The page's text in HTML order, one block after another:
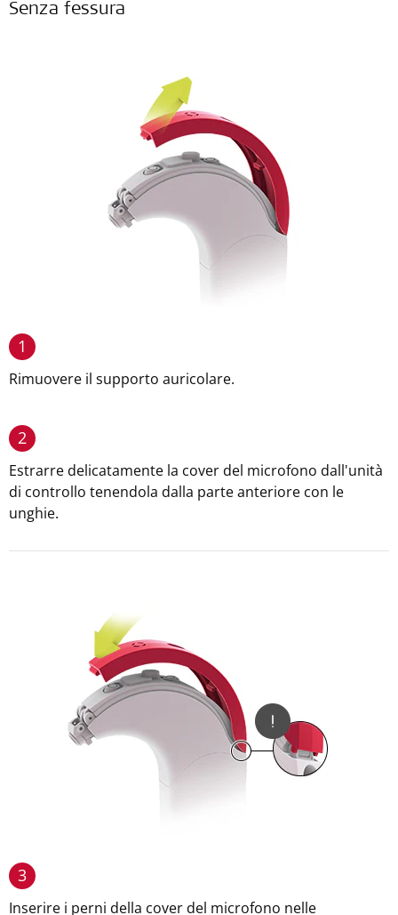
Senza fessura
1
Rimuovere il supporto auricolare.
2
Estrarre delicatamente la cover del microfono dall'unità
di controllo tenendola dalla parte anteriore con le
unghie.
3
Inserire i perni della cover del microfono nelle